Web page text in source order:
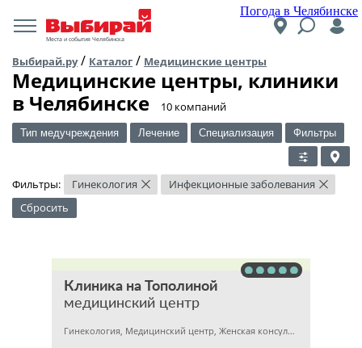
Погода в Челябинске
Места и события Челябинска
Выбирай.ру/ Каталог / Медицинские центры
Медицинские центры, клиники
в Челябинске
​10 компаний
Тип медучреждения Лечение Специализация Фильтры
Фильтры: Гинекология × Инфекционные заболевания ×
Сбросить
Клиника на Тополиной
медицинский центр
Гинекология, Медицинский центр, Женская консультация